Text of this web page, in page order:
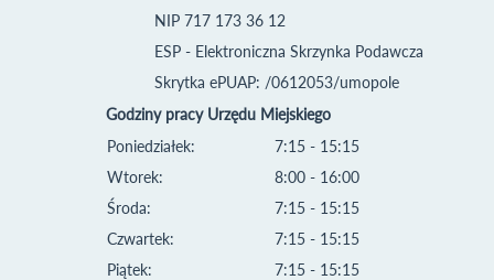
NIP 717 173 36 12
ESP - Elektroniczna Skrzynka Podawcza
Skrytka ePUAP: /0612053/umopole
Godziny pracy Urzędu Miejskiego
Poniedziałek:
Wtorek:
Środa:
Czwartek:
Piątek:
7:15 - 15:15
8:00 - 16:00
7:15 - 15:15
7:15 - 15:15
7:15 - 15:15